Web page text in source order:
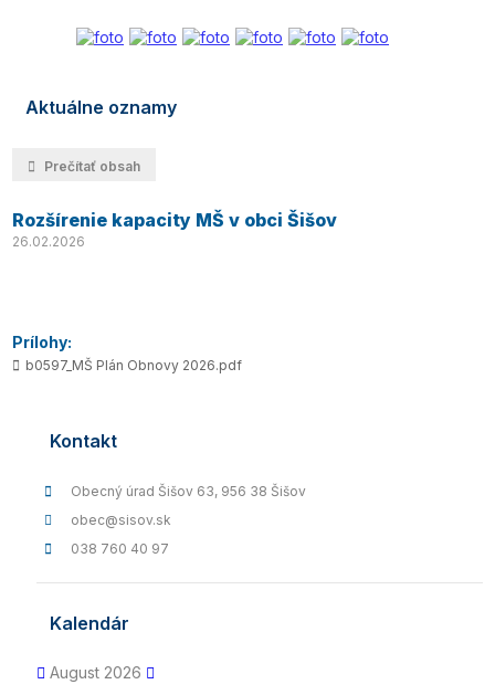
Aktuálne oznamy
Prečítať obsah
Rozšírenie kapacity MŠ v obci Šišov
26.02.2026
Prílohy:
b0597_MŠ Plán Obnovy 2026.pdf
Kontakt
Obecný úrad Šišov 63, 956 38 Šišov
obec@sisov.sk
038 760 40 97
Kalendár
August 2026